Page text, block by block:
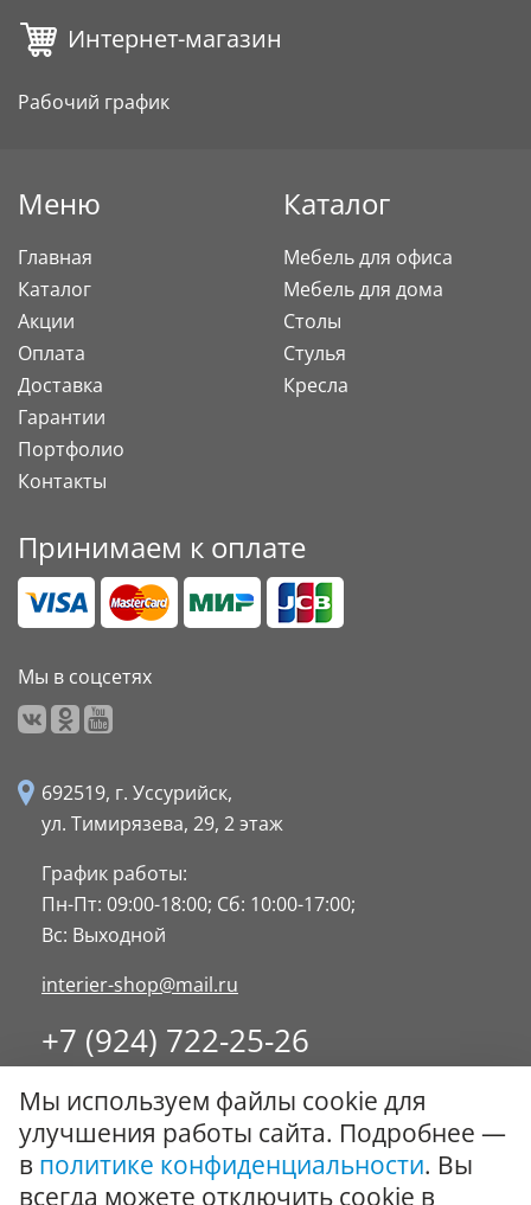
Интернет-магазин
Рабочий график
Меню
Главная
Каталог
Акции
Оплата
Доставка
Гарантии
Портфолио
Контакты
Каталог
Мебель для офиса
Мебель для дома
Столы
Стулья
Кресла
Принимаем к оплате
Мы в соцсетях
692519, г. Уссурийск,
ул. Тимирязева, 29, 2 этаж
График работы:
Пн-Пт: 09:00-18:00; Сб: 10:00-17:00;
Вс: Выходной
interier-shop@mail.ru
+7 (924) 722-25-26
8 (4234) 32-17-89
Заказать обратный звонок
© ООО "Стиль-Интерьер" 1996 - 2026. Все права
Мы используем файлы cookie для
улучшения работы сайта. Подробнее —
в политике конфиденциальности. Вы
всегда можете отключить cookie в